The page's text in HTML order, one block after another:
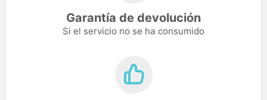
Garantía de devolución
Si el servicio no se ha consumido